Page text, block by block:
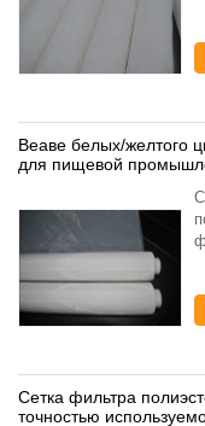
Веаве белых/желтого
для пищевой
Сетка фильтра
точностью